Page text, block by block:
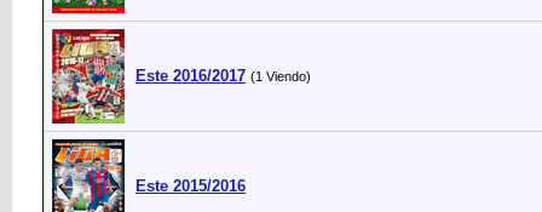
Este 2016/2017 (1 Viendo)
Este 2015/2016